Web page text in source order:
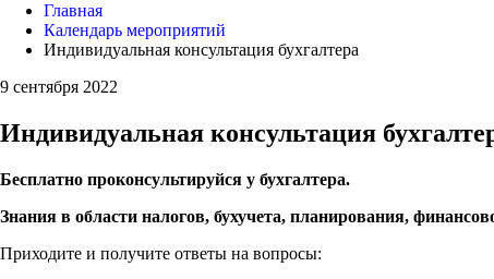
Главная
Календарь мероприятий
Индивидуальная консультация бухгалтера
9 сентября 2022
Индивидуальная консультация
Бесплатно проконсультируйся у бухгалтера.
Знания в области налогов, бухучета, планирования,
Приходите и получите ответы на вопросы: